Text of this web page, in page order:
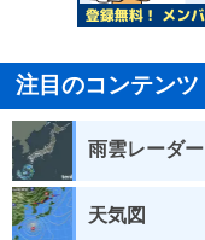
注目のコンテンツ
雨雲レーダー
天気図